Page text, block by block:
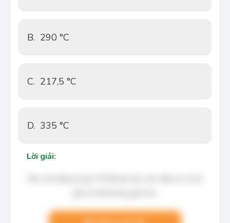
B. 290 °C
C. 217,5 °C
D. 335 °C
Lời giải: